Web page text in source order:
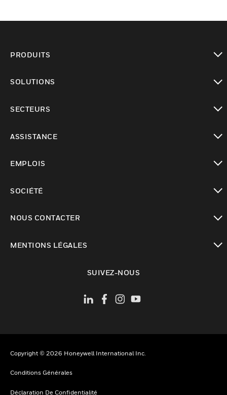
PRODUITS
SOLUTIONS
SECTEURS
ASSISTANCE
EMPLOIS
SOCIÉTÉ
NOUS CONTACTER
MENTIONS LÉGALES
SUIVEZ-NOUS
Copyright © 2026 Honeywell International Inc.
Conditions Générales
Déclaration De Confidentialité